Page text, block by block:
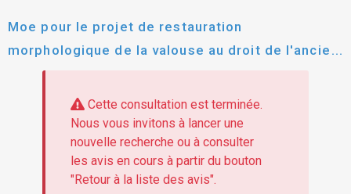
Moe pour le projet de restauration
morphologique de la valouse au droit de l'ancien
moulin d'arinthod - arinthod et dramelay
Cette consultation est terminée.
Nous vous invitons à lancer une
nouvelle recherche ou à consulter
les avis en cours à partir du bouton
"Retour à la liste des avis".